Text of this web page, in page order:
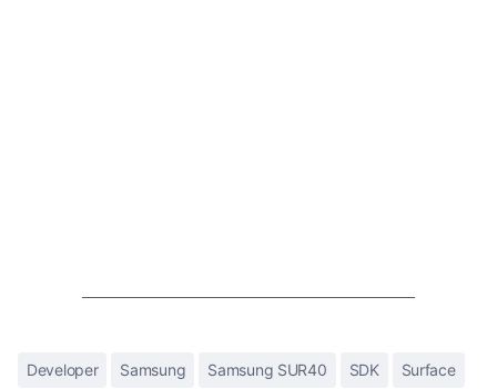
Developer Samsung Samsung SUR40 SDK Surface